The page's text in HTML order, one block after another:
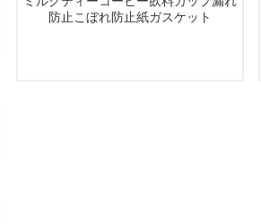
防止こぼれ防止紙ガスケット